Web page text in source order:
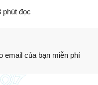
phút đọc
email của bạn miễn phí